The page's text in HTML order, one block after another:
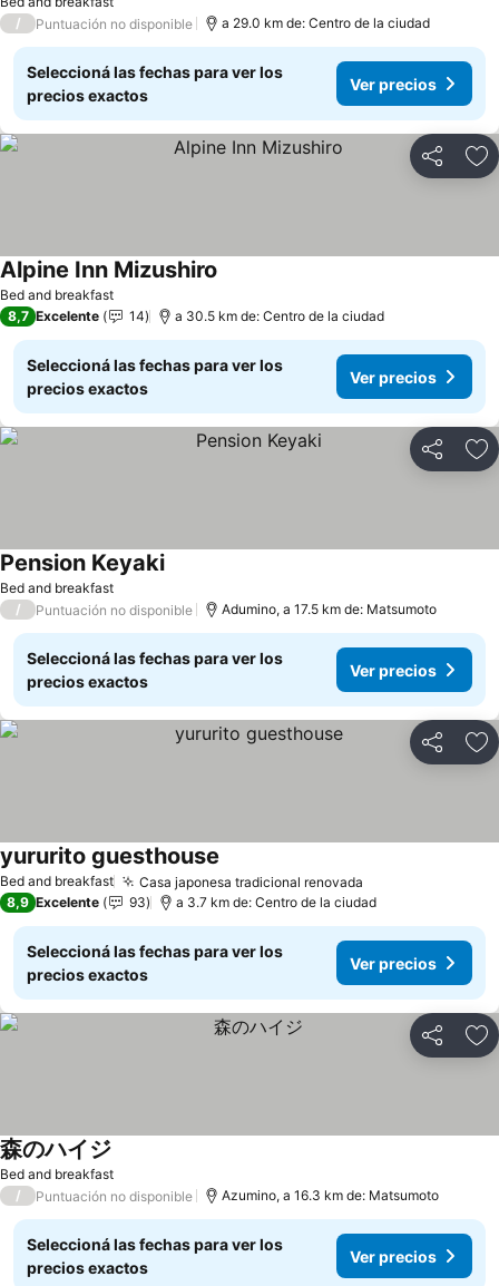
/
Puntuación no disponible a 29.0 km de: Centro de la ciudad
Seleccioná las fechas para ver los
precios exactos
Ver precios
Compartir
Bed and breakfast
Alpine Inn Mizushiro
8,7 Excelente 14 a 30.5 km de: Centro de la ciudad
Seleccioná las fechas para ver los
precios exactos
Ver precios
Compartir
Bed and breakfast
Pension Keyaki
/ Puntuación no disponible Adumino, a 17.5 km de: Matsumoto
Seleccioná las fechas para ver los
precios exactos
Ver precios
Compartir
Bed and breakfast Casa japonesa tradicional renovada
yururito guesthouse
8,9 Excelente 93 a 3.7 km de: Centro de la ciudad
Seleccioná las fechas para ver los
precios exactos
Ver precios
Compartir
Bed and breakfast
森のハイジ
/ Puntuación no disponible Azumino, a 16.3 km de: Matsumoto
Seleccioná las fechas para ver los
precios exactos
Ver precios